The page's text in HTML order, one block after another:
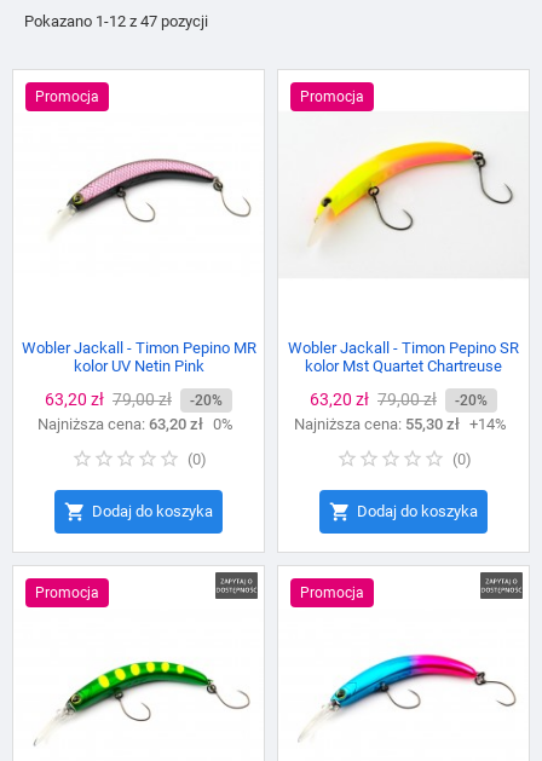
Pokazano 1-12 z 47 pozycji
Promocja
Wobler Jackall - Timon Pepino MR
kolor UV Netin Pink
Cena
63,20 zł Cena
podstawowa
79,00 zł -20%
Najniższa cena: 63,20 zł 0%
(0)
 Dodaj do koszyka
Promocja
Wobler Jackall - Timon Pepino SR
kolor Mst Quartet Chartreuse
Cena
63,20 zł Cena
podstawowa
79,00 zł -20%
Najniższa cena: 55,30 zł +14%
(0)
 Dodaj do koszyka
Promocja Promocja